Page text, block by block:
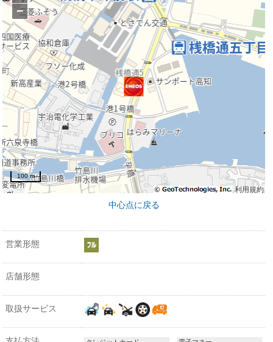
利用規約
−
100 m
中心点に戻る
営業形態
店舗形態
取扱サービス